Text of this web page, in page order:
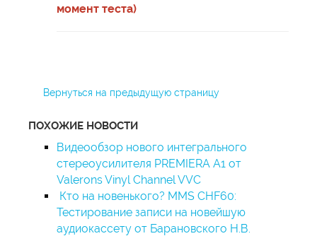
момент теста)
Вернуться на предыдущую страницу
ПОХОЖИЕ НОВОСТИ
Видеообзор нового интегрального
стереоусилителя PREMIERA A1 от
Valerons Vinyl Channel VVC
Кто на новенького? MMS CHF60:
Тестирование записи на новейшую
аудиокассету от Барановского Н.В.